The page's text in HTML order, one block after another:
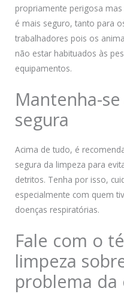
propriamente perigosa
é mais seguro, tanto para
trabalhadores pois os
não estar habituados às
equipamentos.
Mantenha-
segura
Acima de tudo, é
segura da limpeza para
detritos. Tenha por isso,
especialmente com quem
doenças respiratórias.
Fale com o
limpeza
problema da